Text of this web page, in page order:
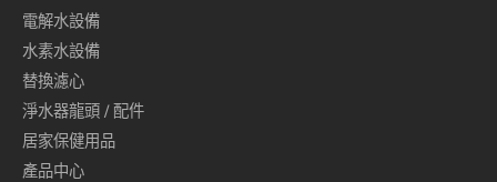
電解水設備
水素水設備
替換濾心
淨水器龍頭 / 配件
居家保健用品
產品中心